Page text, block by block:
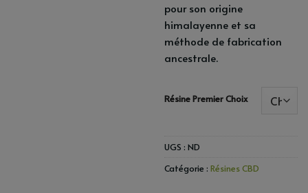
pour son origine
himalayenne et sa
méthode de fabrication
ancestrale.
Résine Premier Choix
UGS : ND
Catégorie : Résines CBD